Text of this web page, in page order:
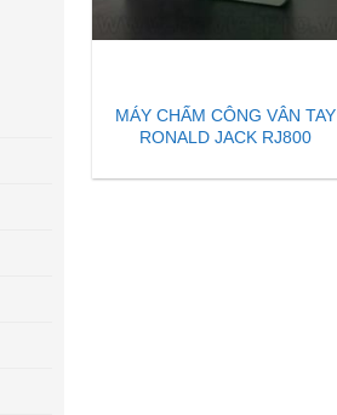
MÁY CHẤM CÔNG VÂN TAY
RONALD JACK RJ800